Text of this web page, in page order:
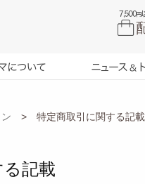
メイク開発秘話
ース
> 特定商取引に関する記載
記載